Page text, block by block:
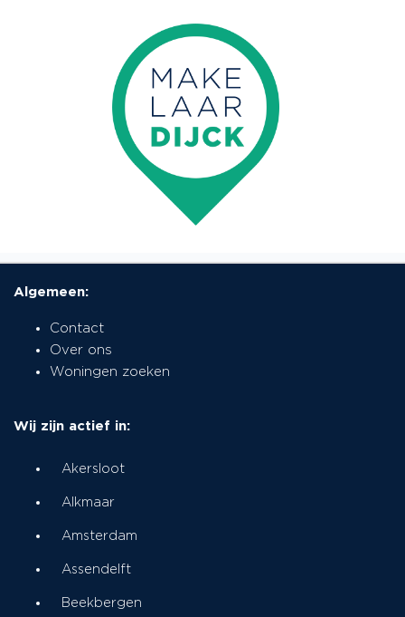
Algemeen:
Contact
Over ons
Woningen zoeken
Wij zijn actief in:
Akersloot
Alkmaar
Amsterdam
Assendelft
Beekbergen